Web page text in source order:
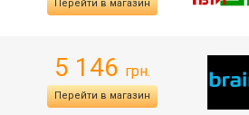
Перейти в магазин
5 146 грн.
Перейти в магазин